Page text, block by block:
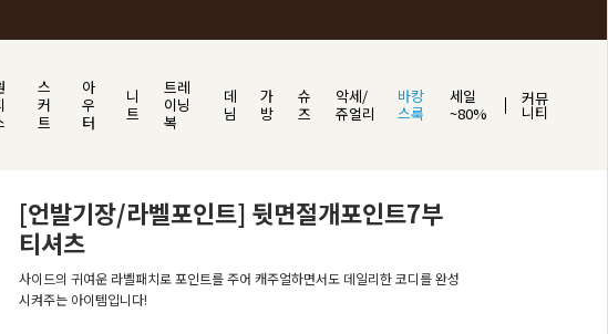
스
커
트
아
우
터
니
트
트레
이닝
복
데
님
가
방
슈
즈
악세/
쥬얼리
바캉
스룩
세일
~80%
커뮤
니티
[언발기장/라벨포인트] 뒷면절개포인트7부
티셔츠
사이드의 귀여운 라벨패치로 포인트를 주어 캐주얼하면서도 데일리한 코디를 완성
시켜주는 아이템입니다!